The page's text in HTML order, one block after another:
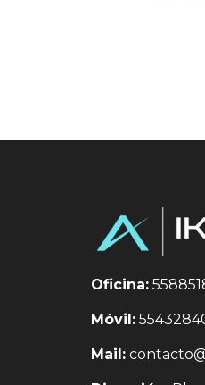
Oficina:
Móvil:
Mail: